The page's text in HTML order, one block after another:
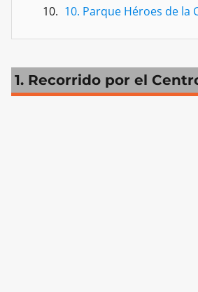
10. Parque Héroes de la
1. Recorrido por el